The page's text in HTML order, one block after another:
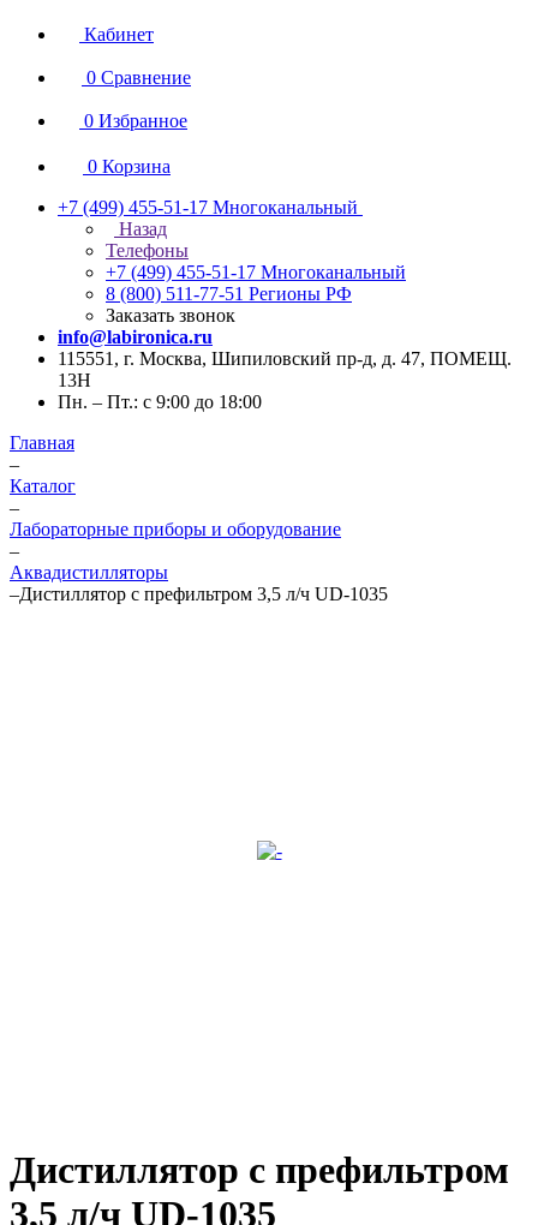
Кабинет
0 Сравнение
0 Избранное
0 Корзина
+7 (499) 455-51-17 Многоканальный
Назад
Телефоны
+7 (499) 455-51-17 Многоканальный
8 (800) 511-77-51 Регионы РФ
Заказать звонок
info@labironica.ru
115551, г. Москва, Шипиловский пр-д, д. 47, ПОМЕЩ.
13Н
Пн. – Пт.: с 9:00 до 18:00
Главная
–
Каталог
–
Лабораторные приборы и оборудование
–
Аквадистилляторы
–Дистиллятор с префильтром 3,5 л/ч UD-1035
Дистиллятор с префильтром
3,5 л/ч UD-1035